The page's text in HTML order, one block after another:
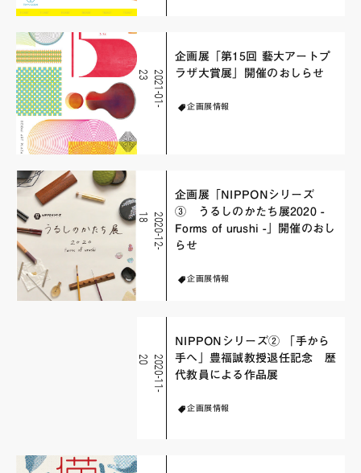
2
0
2
1
-
0
1
-
2
3
企画展「第15回 藝大アートプ
ラザ大賞展」開催のおしらせ
企画展情報
2
0
2
0
-
1
2
-
1
8
企画展「NIPPONシリーズ
③ うるしのかたち展2020 -
Forms of urushi -」開催のおし
らせ
企画展情報
2
0
2
0
-
1
1
-
2
0
NIPPONシリーズ② 「手から
手へ」豊福誠教授退任記念 歴
代教員による作品展
企画展情報